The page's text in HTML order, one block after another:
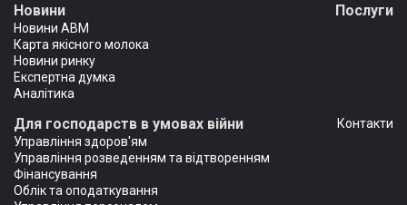
Новини
Новини АВМ
Карта якісного молока
Новини ринку
Експертна думка
Аналітика
Послуги
Для господарств в умовах війни
Управління здоров'ям
Управління розведенням та відтворенням
Фінансування
Облік та оподаткування
Контакти